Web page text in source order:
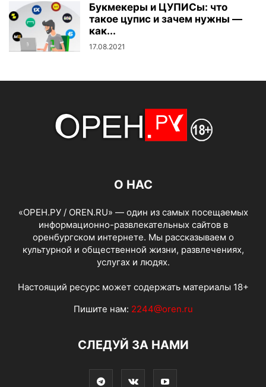
Букмекеры и ЦУПИСы: что
такое цупис и зачем нужны —
как...
17.08.2021
О НАС
«ОРЕН.РУ / OREN.RU» — один из самых посещаемых
информационно-развлекательных сайтов в
оренбургском интернете. Мы рассказываем о
культурной и общественной жизни, развлечениях,
услугах и людях.
Настоящий ресурс может содержать материалы 18+
Пишите нам: 2244@oren.ru
СЛЕДУЙ ЗА НАМИ